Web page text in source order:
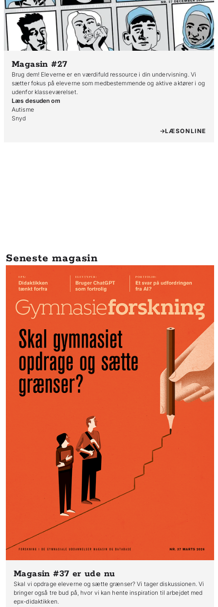
Magasin #27
Brug dem! Eleverne er en værdifuld ressource i din undervisning. Vi
sætter fokus på eleverne som medbestemmende og aktive aktører i og
udenfor klasseværelset.
Læs desuden om
Autisme
Snyd
LÆSONLINE
Seneste magasin
Magasin #37 er ude nu
Skal vi opdrage eleverne og sætte grænser? Vi tager diskussionen. Vi
bringer også tre bud på, hvor vi kan hente inspiration til arbejdet med
epx-didaktikken.